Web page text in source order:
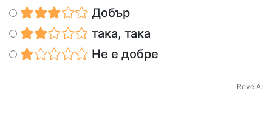
Добър
така, така
Не е добре
Reve AI